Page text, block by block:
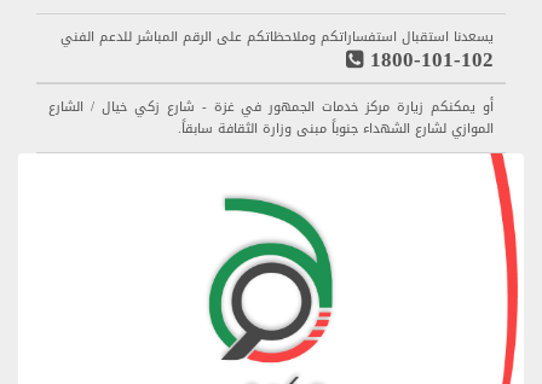
يسعدنا استقبال استفساراتكم وملاحظاتكم على الرقم المباشر للدعم الفني
1800-101-102
أو يمكنكم زيارة مركز خدمات الجمهور في غزة - شارع زكي خيال / الشارع
الموازي لشارع الشهداء جنوباً مبنى وزارة الثقافة سابقاً.